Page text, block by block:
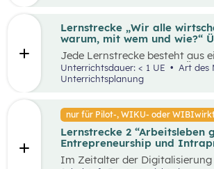
Lernstrecke „Wir alle
warum, mit wem und wie?“
Jede Lernstrecke besteht aus
welches dazu dient einen
jeweilige Lernstrecke zu
dem eigenen
Wissen und entwickeln
Einstellungen und
sie in ökonomisch geprägten
benötigen. Diese sollen ihnen
ökonomische
Unterrichtsdauer: < 1 UE
Unterrichtsplanung
nur für Pilot-, WIKU- oder
Lernstrecke 2 “Arbeitsleben
Entrepreneurship und
Im Zeitalter der Digitalisierung